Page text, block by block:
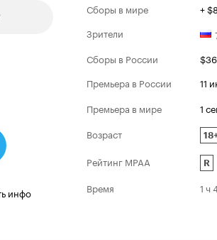
инфо
Сборы в мире
+
Зрители
Сборы в России
Премьера в России
11
Премьера в мире
1
Возраст
Рейтинг MPAA R
Время 1 ч